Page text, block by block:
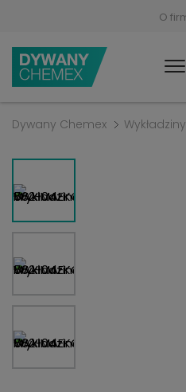
O
Dywany Chemex Wykładziny